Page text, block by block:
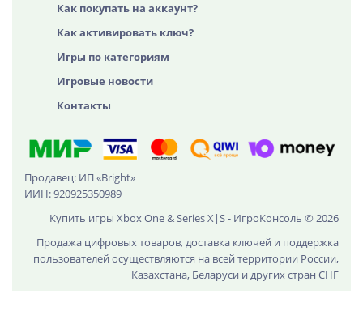
Как покупать на аккаунт?
Как активировать ключ?
Игры по категориям
Игровые новости
Контакты
Продавец: ИП «Bright»
ИИН: 920925350989
Купить игры Xbox One & Series X|S - ИгроКонсоль © 2026
Продажа цифровых товаров, доставка ключей и поддержка
пользователей осуществляются на всей территории России,
Казахстана, Беларуси и других стран СНГ